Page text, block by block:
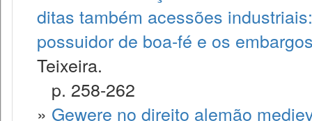
ditas também acessões
possuidor de boa-fé e os
Teixeira.
p. 258-262
» Gewere no direito alemão